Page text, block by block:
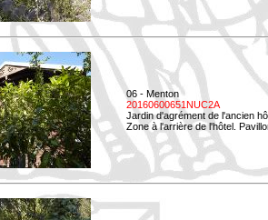
06 - Menton
20160600651NUC2A
Jardin d'agrément de l'ancien
Zone à l'arrière de l'hôtel.